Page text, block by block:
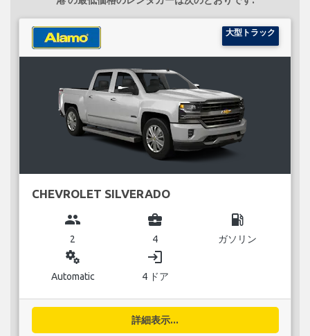
大型トラック
CHEVROLET SILVERADO
group
2
business_center
4
local_gas_station
ガソリン
miscellaneous_services
Automatic
login
4 ドア
詳細表示...